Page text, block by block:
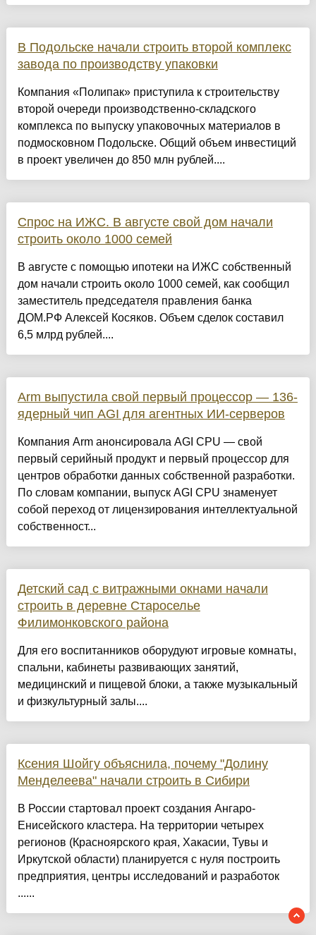
В Подольске начали строить второй комплекс
завода по производству упаковки
Компания «Полипак» приступила к строительству
второй очереди производственно-складского
комплекса по выпуску упаковочных материалов в
подмосковном Подольске. Общий объем инвестиций
в проект увеличен до 850 млн рублей....
Спрос на ИЖС. В августе свой дом начали
строить около 1000 семей
В августе с помощью ипотеки на ИЖС собственный
дом начали строить около 1000 семей, как сообщил
заместитель председателя правления банка
ДОМ.PФ Алексей Косяков. Объем сделок составил
6,5 млрд рублей....
Arm выпустила свой первый процессор — 136-
ядерный чип AGI для агентных ИИ-серверов
Компания Arm анонсировала AGI CPU — свой
первый серийный продукт и первый процессор для
центров обработки данных собственной разработки.
По словам компании, выпуск AGI CPU знаменует
собой переход от лицензирования интеллектуальной
собственност...
Детский сад с витражными окнами начали
строить в деревне Староселье
Филимонковского района
Для его воспитанников оборудуют игровые комнаты,
спальни, кабинеты развивающих занятий,
медицинский и пищевой блоки, а также музыкальный
и физкультурный залы....
Ксения Шойгу объяснила, почему "Долину
Менделеева" начали строить в Сибири
В России стартовал проект создания Ангаро-
Енисейского кластера. На территории четырех
регионов (Красноярского края, Хакасии, Тувы и
Иркутской области) планируется с нуля построить
предприятия, центры исследований и разработок
......